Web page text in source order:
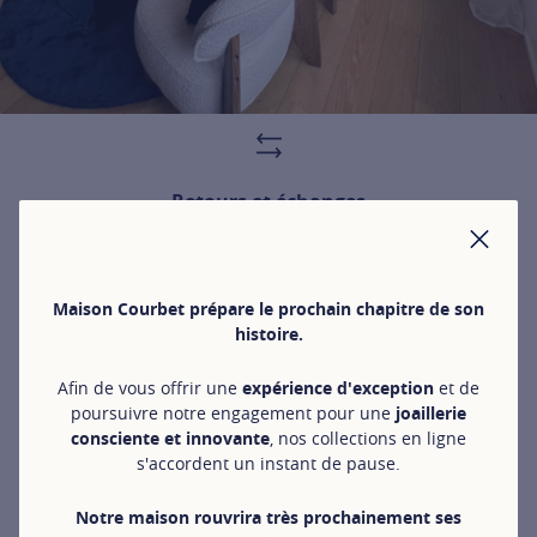
Maison Courbet prépare le prochain chapitre de son
histoire.
Afin de vous offrir une expérience d'exception et de
poursuivre notre engagement pour une joaillerie
consciente et innovante, nos collections en ligne
s'accordent un instant de pause.
Notre maison rouvrira très prochainement ses
Retours et échanges
Les retours et échanges sont offerts 30j après réception
La composition des anneaux
en or jaune et diamants
La Maison de JoaillerieCOURBETfaçonne ses anneaux en
prônant ses valeurs écologiques et propose des
de la santé de notre planète, nous avons pris l'initiative de